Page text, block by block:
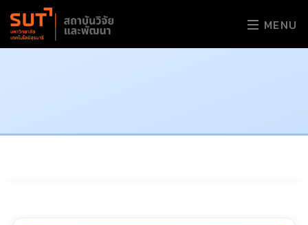
MENU